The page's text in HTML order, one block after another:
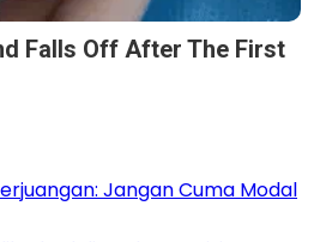
Falls Off After The First
Jangan Cuma Modal